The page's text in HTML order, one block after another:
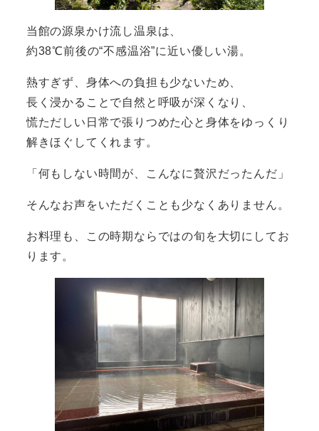
当館の源泉かけ流し温泉は、
約38℃前後の“不感温浴”に近い優しい湯。
熱すぎず、身体への負担も少ないため、
長く浸かることで自然と呼吸が深くなり、
慌ただしい日常で張りつめた心と身体をゆっくり
解きほぐしてくれます。
「何もしない時間が、こんなに贅沢だったんだ」
そんなお声をいただくことも少なくありません。
お料理も、この時期ならではの旬を大切にしてお
ります。